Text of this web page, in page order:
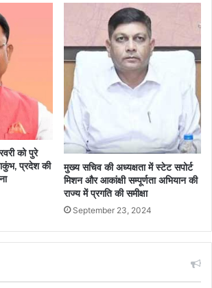
को पुरे
प्रदेश की
मुख्य सचिव की अध्यक्षता में स्टेट सपोर्ट
मिशन और आकांक्षी सम्पूर्णता अभियान की
राज्य में प्रगति की समीक्षा
September 23, 2024